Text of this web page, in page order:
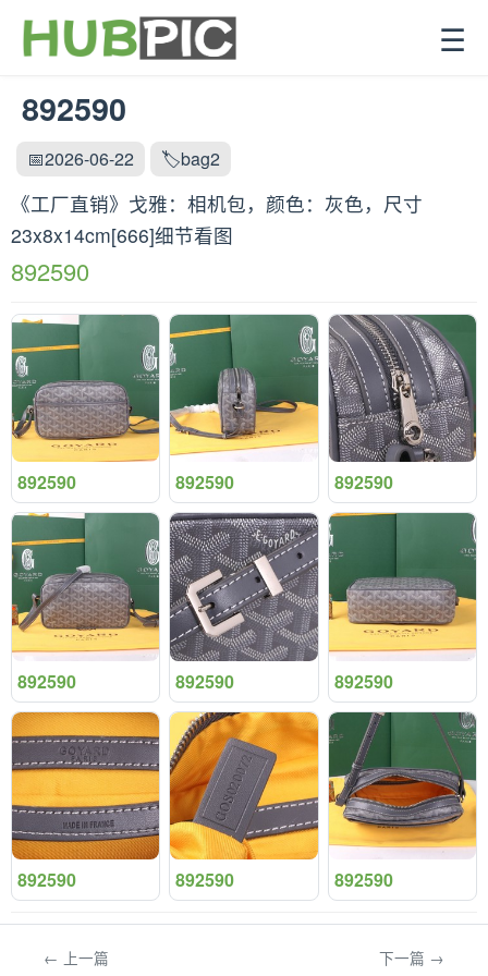
☰
892590
📅2026-06-22 🏷️bag2
《工厂直销》戈雅：‌相机包，颜色：灰色，尺寸‌
23x8x14cm[666]细节看图
892590
892590 892590 892590
892590 892590 892590
892590 892590 892590
← 上一篇 下一篇 →